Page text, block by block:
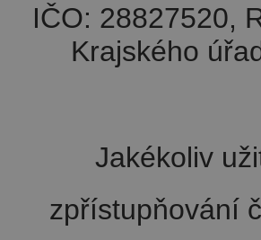
IČO: 28827520,
Krajského
Jakékoliv
zpřístupňování